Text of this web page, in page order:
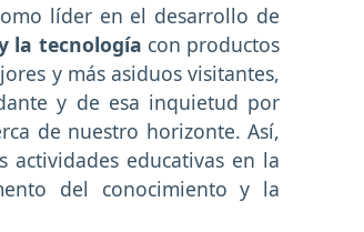
líder en el desarrollo de
la tecnología con productos
y más asiduos visitantes,
y de esa inquietud por
de nuestro horizonte. Así,
actividades educativas en la
del conocimiento y la